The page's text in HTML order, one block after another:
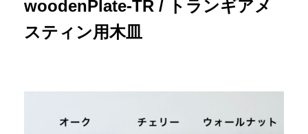
woodenPlate-TR / トランギアメ
スティン用木皿